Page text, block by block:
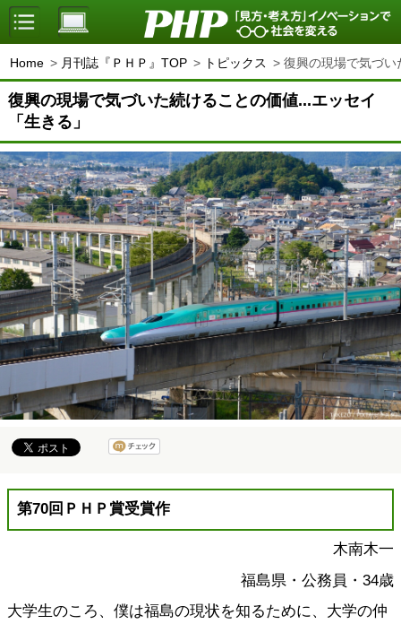
Home 月刊誌『ＰＨＰ』TOP トピックス 復興の現場で気づ
復興の現場で気づいた続けることの価値...エッセイ
「生きる」
第70回ＰＨＰ賞受賞作
木南木一
福島県・公務員・34歳
大学生のころ、僕は福島の現状を知るために、大学の仲